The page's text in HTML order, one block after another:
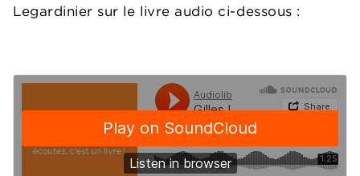
Legardinier sur le livre audio ci-dessous :